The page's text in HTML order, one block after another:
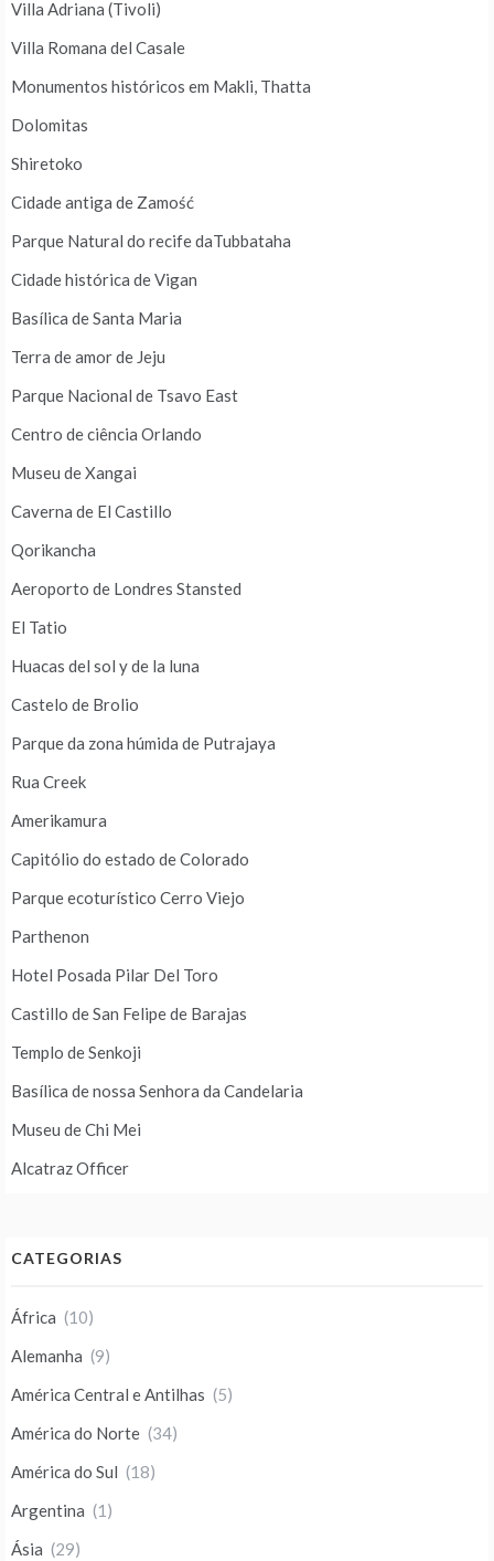
Villa Adriana (Tivoli)
Villa Romana del Casale
Monumentos históricos em Makli, Thatta
Dolomitas
Shiretoko
Cidade antiga de Zamość
Parque Natural do recife daTubbataha
Cidade histórica de Vigan
Basílica de Santa Maria
Terra de amor de Jeju
Parque Nacional de Tsavo East
Centro de ciência Orlando
Museu de Xangai
Caverna de El Castillo
Qorikancha
Aeroporto de Londres Stansted
El Tatio
Huacas del sol y de la luna
Castelo de Brolio
Parque da zona húmida de Putrajaya
Rua Creek
Amerikamura
Capitólio do estado de Colorado
Parque ecoturístico Cerro Viejo
Parthenon
Hotel Posada Pilar Del Toro
Castillo de San Felipe de Barajas
Templo de Senkoji
Basílica de nossa Senhora da Candelaria
Museu de Chi Mei
Alcatraz Officer
CATEGORIAS
África (10)
Alemanha (9)
América Central e Antilhas (5)
América do Norte (34)
América do Sul (18)
Argentina (1)
Ásia (29)